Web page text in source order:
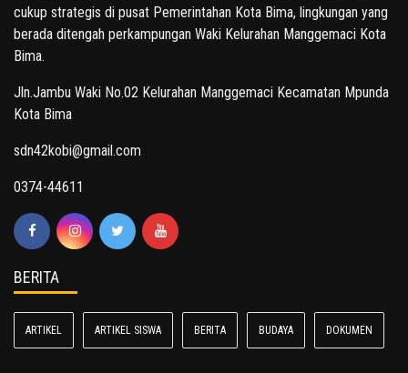
cukup strategis di pusat Pemerintahan Kota Bima, lingkungan yang
berada ditengah perkampungan Waki Kelurahan Manggemaci Kota
Bima.
Jln.Jambu Waki No.02 Kelurahan Manggemaci Kecamatan Mpunda
Kota Bima
sdn42kobi@gmail.com
0374-44611
BERITA
ARTIKEL ARTIKEL SISWA BERITA BUDAYA DOKUMEN